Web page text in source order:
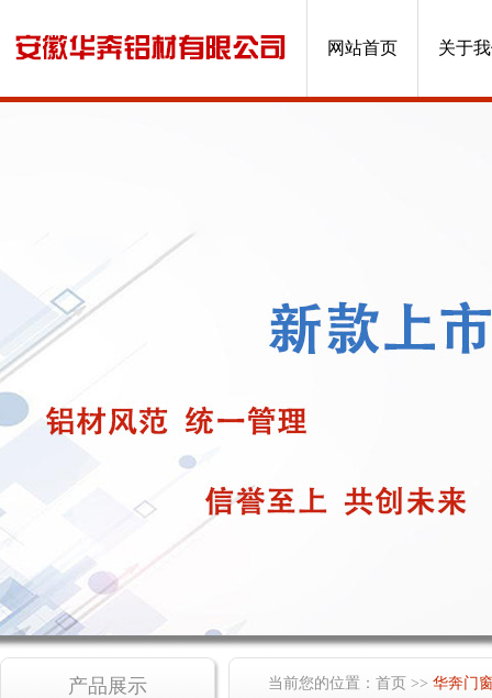
网站首页 关于
产品展示 当前您的位置： 首页 >> 华奔门